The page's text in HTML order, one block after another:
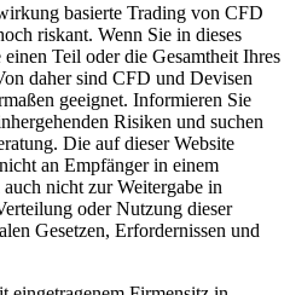
basierte Trading von CFD
riskant. Wenn Sie in dieses
Teil oder die Gesamtheit Ihres
daher sind CFD und Devisen
geeignet. Informieren Sie
Risiken und suchen
Die auf dieser Website
an Empfänger in einem
nicht zur Weitergabe in
oder Nutzung dieser
Gesetzen, Erfordernissen und